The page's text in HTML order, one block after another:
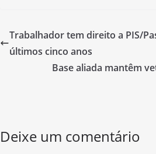
e
b
er e
Trabalhador tem direito a PIS/
últimos cinco anos
Base aliada mantêm
Deixe um comentário